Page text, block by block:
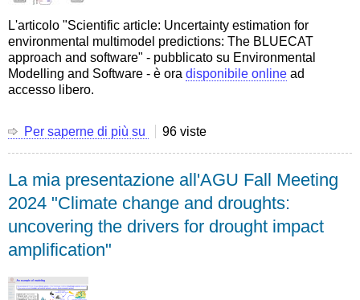
L'articolo "Scientific article: Uncertainty estimation for
environmental multimodel predictions: The BLUECAT
approach and software" - pubblicato su Environmental
Modelling and Software - è ora disponibile online ad
accesso libero.
Per saperne di più su
Articolo
estimation
environmental
multimodel
96 viste
La mia presentazione all'AGU Fall Meeting
2024 "Climate change and droughts:
uncovering the drivers for drought impact
amplification"